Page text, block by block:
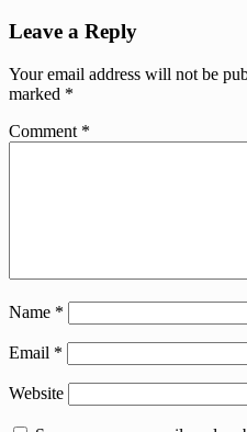
Leave a Reply
Your email address will not be
marked *
Comment *
Name *
Email *
Website